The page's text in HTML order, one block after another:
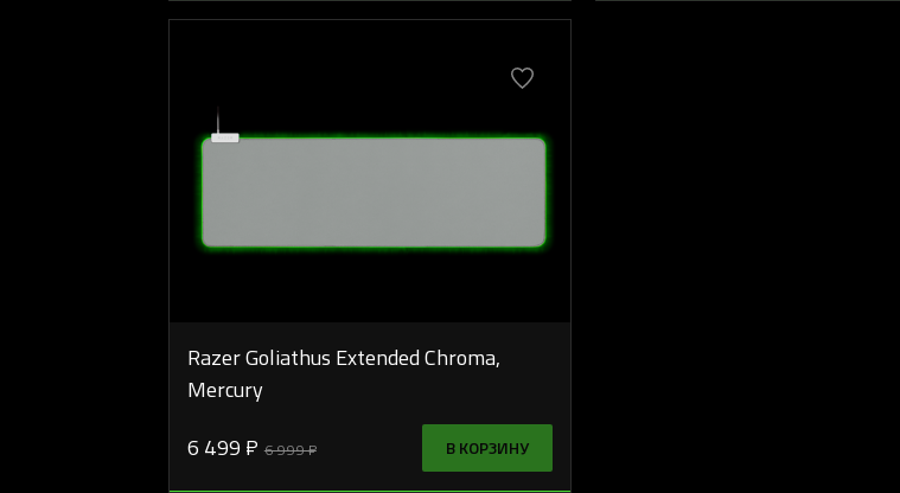
Razer Goliathus Extended Chroma,
Mercury
6 499 ₽ 6 999 ₽ В КОРЗИНУ